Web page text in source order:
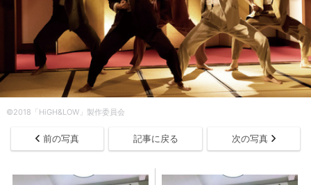
©2018「HiGH&LOW」製作委員会
前の写真 記事に戻る 次の写真